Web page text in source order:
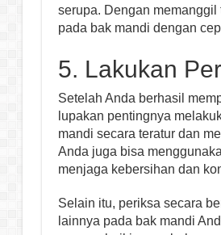
serupa. Dengan
pada bak mandi dengan
5. Lakukan
Setelah Anda berhasil
lupakan pentingnya
mandi secara teratur dan
Anda juga bisa
menjaga kebersihan dan
Selain itu, periksa secara
lainnya pada bak mandi